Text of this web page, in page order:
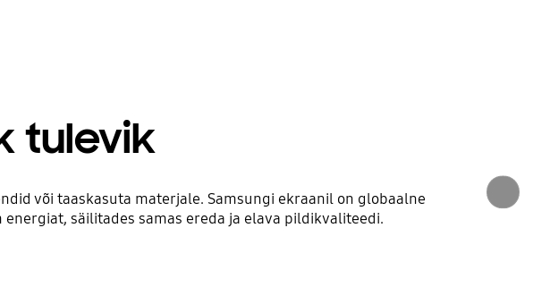
tulevik
või taaskasuta materjale. Samsungi ekraanil on globaalne
säilitades samas ereda ja elava pildikvaliteedi.